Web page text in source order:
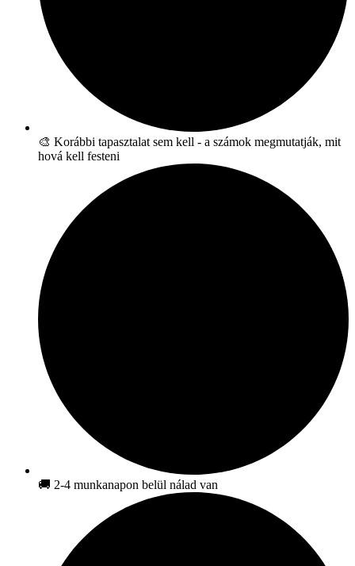
🎨 Korábbi tapasztalat sem kell - a számok megmutatják, mit
hová kell festeni
🚚 2-4 munkanapon belül nálad van